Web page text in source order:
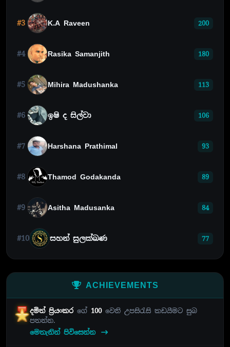
#3 K.A Raveen 200
#4 Rasika Samanjith 180
#5 Mihira Madushanka 113
#6 ඉෂි ද සිල්වා 106
#7 Harshana Prathimal 93
#8 Thamod Godakanda 89
#9 Asitha Madusanka 84
#10 සහන් සුලක්ඛණ 77
ACHIEVEMENTS
දමිත් ප්‍රියංකරගේ 100වෙනි උපසිරැසි කඩයීමට සුබ
පතන්න.
මෙතැනින් පිවිසෙන්න